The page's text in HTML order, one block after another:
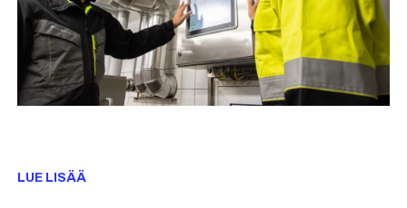
LUE LISÄÄ